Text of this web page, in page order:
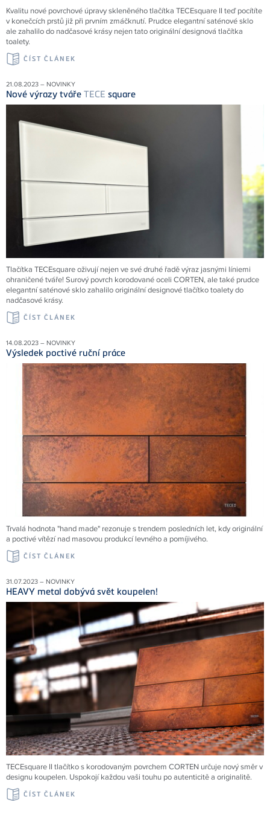
Kvalitu nové povrchové úpravy skleněného tlačítka TECEsquare II teď pocítíte
v konečcích prstů již při prvním zmáčknutí. Prudce elegantní saténové sklo
ale zahalilo do nadčasové krásy nejen tato originální designová tlačítka
toalety.
ČÍST ČLÁNEK
21.08.2023 – NOVINKY
Nové výrazy tváře TECE square
Tlačítka TECEsquare oživují nejen ve své druhé řadě výraz jasnými líniemi
ohraničené tváře! Surový povrch korodované oceli CORTEN, ale také prudce
elegantní saténové sklo zahalilo originální designové tlačítko toalety do
nadčasové krásy.
ČÍST ČLÁNEK
14.08.2023 – NOVINKY
Výsledek poctivé ruční práce
Trvalá hodnota "hand made" rezonuje s trendem posledních let, kdy originální
a poctivé vítězí nad masovou produkcí levného a pomíjivého.
ČÍST ČLÁNEK
31.07.2023 – NOVINKY
HEAVY metal dobývá svět koupelen!
TECEsquare II tlačítko s korodovaným povrchem CORTEN určuje nový směr v
designu koupelen. Uspokojí každou vaši touhu po autenticitě a originalitě.
ČÍST ČLÁNEK